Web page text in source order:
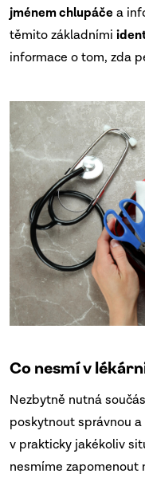
jménem chlupáčea
těmito základními
informace o tom, zda
Co nesmí v
Nezbytně nutná
poskytnout správnou
v prakticky jakékoliv
nesmíme zapomenout